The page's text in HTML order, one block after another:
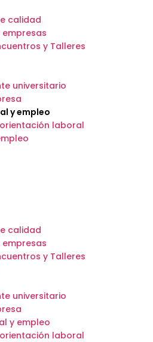
calidad
empresas
y Talleres
universitario
y empleo
laboral
calidad
empresas
y Talleres
universitario
y empleo
laboral